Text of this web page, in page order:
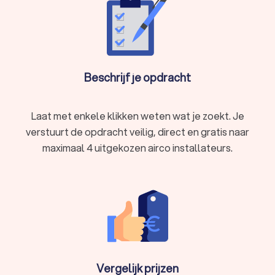
Airco installatie voor bedrijven in Heinkenszand
Naast particuliere airco-installaties bieden veel airco-
leveranciers in Heinkenszand ook airconditioning-oplossingen
voor kantoren, winkels en bedrijfspanden. Een goed
een aangenaam werkklimaat, maar verhoogt de productiviteit
Airco-reparatie aan huis in Heinkenszand
Functioneert je airco niet goed meer? Snelle reparatie
airco, voert reparaties uit of vervangt defecte onderdelen. Zo
presteert je airco weer optimaal. Meestal worden reparaties
direct bij je thuis uitgevoerd, zodat je niet lang zonder koeling
Beschrijf je opdracht
Laat met enkele klikken weten wat je zoekt. Je
verstuurt de opdracht veilig, direct en gratis naar
maximaal 4 uitgekozen airco installateurs.
Vergelijk prijzen